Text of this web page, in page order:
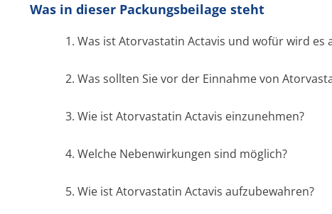
Was in dieser Packungsbeilage steht
1. Was ist Atorvastatin Actavis und wofür wird es
2. Was sollten Sie vor der Einnahme von
3. Wie ist Atorvastatin Actavis einzunehmen?
4. Welche Nebenwirkungen sind möglich?
5. Wie ist Atorvastatin Actavis aufzubewahren?